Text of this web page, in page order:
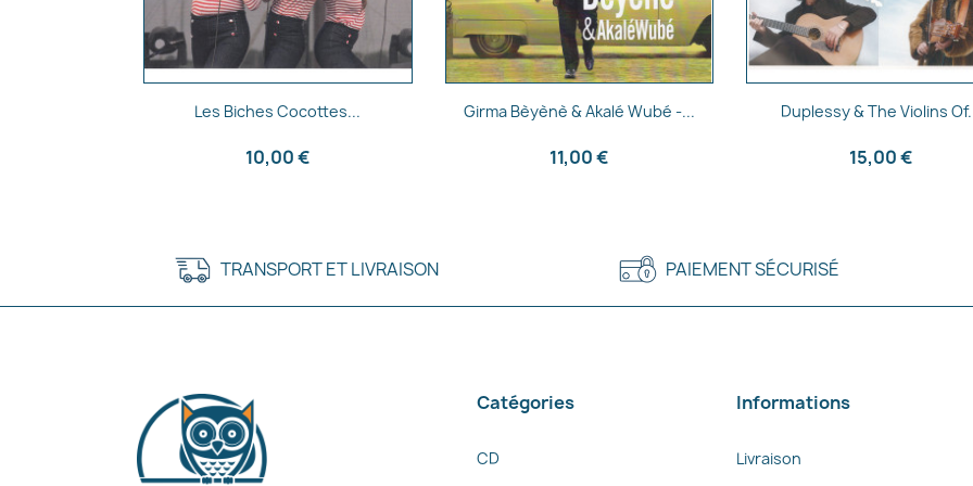
Aperçu rapide
Les Biches Cocottes...
10,00 €
Aperçu rapide
Girma Bèyènè & Akalé Wubé -...
11,00 €
Aperçu rapide
Duplessy & The Violins
15,00 €
TRANSPORT ET LIVRAISON PAIEMENT SÉCURISÉ
Catégories
CD
Informations
Livraison